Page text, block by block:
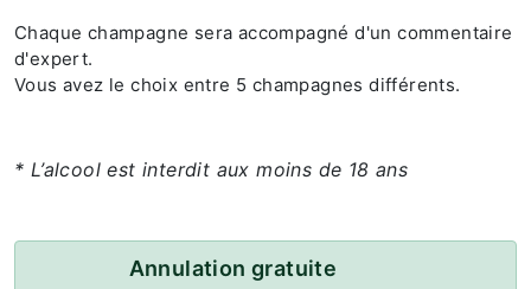
Chaque champagne sera accompagné d'un commentaire
d'expert.
Vous avez le choix entre 5 champagnes différents.
* L’alcool est interdit aux moins de 18 ans
Annulation gratuite